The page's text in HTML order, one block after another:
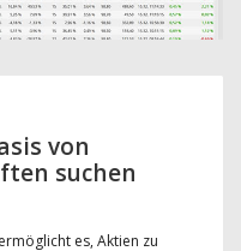
von
suchen
es, Aktien zu